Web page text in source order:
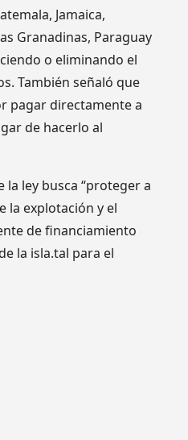
Jamaica,
Granadinas, Paraguay
o eliminando el
También señaló que
pagar directamente a
de hacerlo al
ley busca “proteger a
la explotación y el
de financiamiento
la isla.tal para el